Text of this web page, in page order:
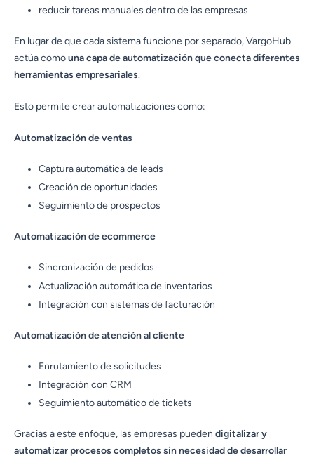
reducir tareas manuales dentro de las empresas
En lugar de que cada sistema funcione por separado, VargoHub
actúa comouna capa de automatización que conecta diferentes
herramientas empresariales.
Esto permite crear automatizaciones como:
Automatización de ventas
Captura automática de leads
Creación de oportunidades
Seguimiento de prospectos
Automatización de ecommerce
Sincronización de pedidos
Actualización automática de inventarios
Integración con sistemas de facturación
Automatización de atención al cliente
Enrutamiento de solicitudes
Integración con CRM
Seguimiento automático de tickets
Gracias a este enfoque, las empresas pueden digitalizar y
automatizar procesos completos sin necesidad de desarrollar